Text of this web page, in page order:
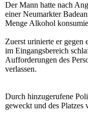
Der Mann hatte nach
einer Neumarkter
Menge Alkohol
Zuerst urinierte er gegen
im Eingangsbereich
Aufforderungen des
verlassen.
Durch hinzugerufene
geweckt und des Platzes